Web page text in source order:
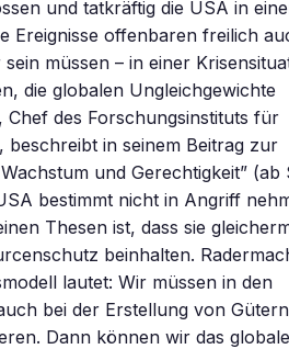
und tatkräftig die USA in
Ereignisse offenbaren freilich
müssen – in einer
die globalen Ungleichgewichte
des Forschungsinstituts für
in seinem Beitrag zur
und Gerechtigkeit” (ab
bestimmt nicht in Angriff
Thesen ist, dass sie
beinhalten.
lautet: Wir müssen in den
bei der Erstellung von
Dann können wir das globale